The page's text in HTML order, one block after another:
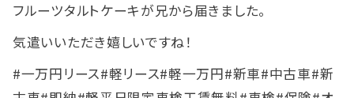
フルーツタルトケーキが兄から届きました。
気遣いいただき嬉しいですね！
#一万円リース#軽リース#軽一万円#新車#中古車#新